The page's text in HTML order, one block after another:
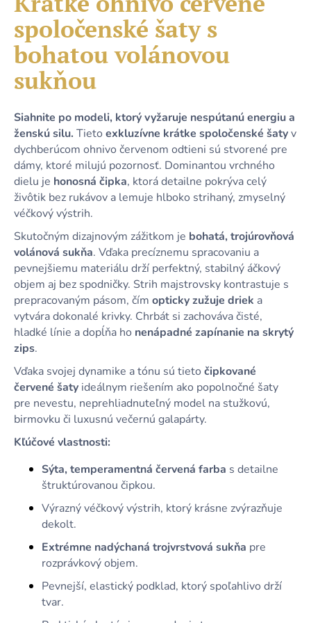
je
z
5
hviezdičiek.
spoločenské šaty s
bohatou volánovou
sukňou
Siahnite po modeli, ktorý vyžaruje nespútanú energiu a
ženskú silu. Tieto exkluzívne krátke spoločenské šatyv
dychberúcom ohnivo červenom odtieni sú stvorené pre
dámy, ktoré milujú pozornosť. Dominantou vrchného
dielu je honosná čipka, ktorá detailne pokrýva celý
živôtik bez rukávov a lemuje hlboko strihaný, zmyselný
véčkový výstrih.
Skutočným dizajnovým zážitkom je bohatá, trojúrovňová
volánová sukňa. Vďaka precíznemu spracovaniu a
pevnejšiemu materiálu drží perfektný, stabilný áčkový
objem aj bez spodničky. Strih majstrovsky kontrastuje s
prepracovaným pásom, čím opticky zužuje driek a
vytvára dokonalé krivky. Chrbát si zachováva čisté,
hladké línie a dopĺňa ho nenápadné zapínanie na skrytý
zips.
Vďaka svojej dynamike a tónu sú tieto čipkované
červené šaty ideálnym riešením ako popolnočné šaty
pre nevestu, neprehliadnuteľný model na stužkovú,
birmovku či luxusnú večernú galapárty.
Kľúčové vlastnosti:
Sýta, temperamentná červená farba s detailne
štruktúrovanou čipkou.
Výrazný véčkový výstrih, ktorý krásne zvýrazňuje
dekolt.
Extrémne nadýchaná trojvrstvová sukňa pre
rozprávkový objem.
Pevnejší, elastický podklad, ktorý spoľahlivo drží
tvar.
a
m
e
KRÁTKE
SATÉNOVÉ
ŠATY
S
ODHALENÝM
CHRBTOM
A
ŠNUROVANÍM
79,90
€